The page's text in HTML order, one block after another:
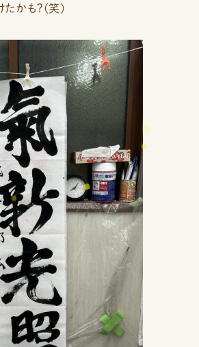
たかも？(笑)